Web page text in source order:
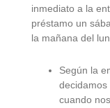
inmediato a la
préstamo un
la mañana del
Según la
cuando